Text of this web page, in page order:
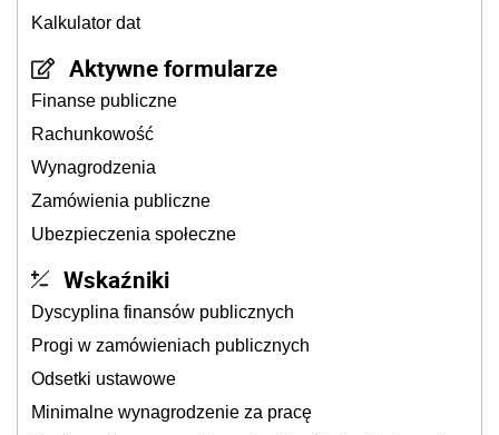
Kalkulator dat
Aktywne formularze
Finanse publiczne
Rachunkowość
Wynagrodzenia
Zamówienia publiczne
Ubezpieczenia społeczne
Wskaźniki
Dyscyplina finansów publicznych
Progi w zamówieniach publicznych
Odsetki ustawowe
Minimalne wynagrodzenie za pracę